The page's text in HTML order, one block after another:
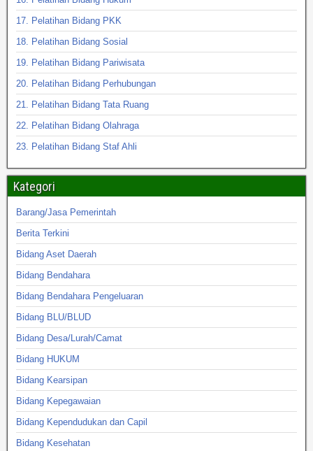
17. Pelatihan Bidang PKK
18. Pelatihan Bidang Sosial
19. Pelatihan Bidang Pariwisata
20. Pelatihan Bidang Perhubungan
21. Pelatihan Bidang Tata Ruang
22. Pelatihan Bidang Olahraga
23. Pelatihan Bidang Staf Ahli
Kategori
Barang/Jasa Pemerintah
Berita Terkini
Bidang Aset Daerah
Bidang Bendahara
Bidang Bendahara Pengeluaran
Bidang BLU/BLUD
Bidang Desa/Lurah/Camat
Bidang HUKUM
Bidang Kearsipan
Bidang Kepegawaian
Bidang Kependudukan dan Capil
Bidang Kesehatan